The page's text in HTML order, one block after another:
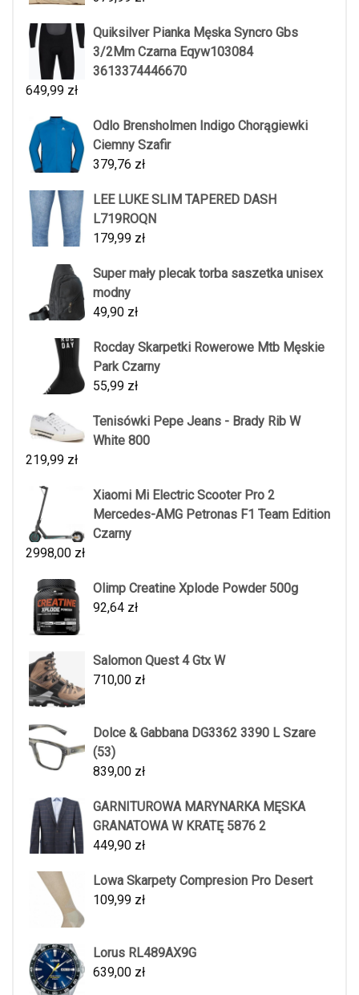
Quiksilver Pianka Męska Syncro Gbs
3/2Mm Czarna Eqyw103084
3613374446670
649,99 zł
Odlo Brensholmen Indigo Chorągiewki
Ciemny Szafir
379,76 zł
LEE LUKE SLIM TAPERED DASH
L719ROQN
179,99 zł
Super mały plecak torba saszetka unisex
modny
49,90 zł
Rocday Skarpetki Rowerowe Mtb Męskie
Park Czarny
55,99 zł
Tenisówki Pepe Jeans - Brady Rib W
White 800
219,99 zł
Xiaomi Mi Electric Scooter Pro 2
Mercedes-AMG Petronas F1 Team Edition
Czarny
2998,00 zł
Olimp Creatine Xplode Powder 500g
92,64 zł
Salomon Quest 4 Gtx W
710,00 zł
Dolce & Gabbana DG3362 3390 L Szare
(53)
839,00 zł
GARNITUROWA MARYNARKA MĘSKA
GRANATOWA W KRATĘ 5876 2
449,90 zł
Lowa Skarpety Compresion Pro Desert
109,99 zł
Lorus RL489AX9G
639,00 zł